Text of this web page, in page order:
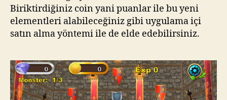
Biriktirdiğiniz coin yani puanlar ile bu yeni
elementleri alabileceğiniz gibi uygulama içi
satın alma yöntemi ile de elde edebilirsiniz.